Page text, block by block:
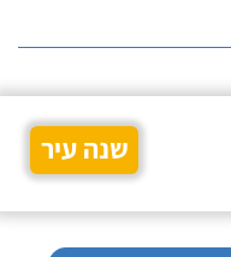
שנה עיר